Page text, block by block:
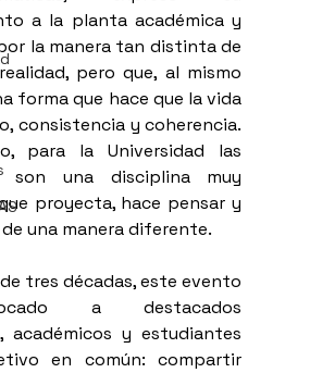
a la planta académica y
la manera tan distinta de
pero que, al mismo
forma que hace que la vida
consistencia y coherencia.
para la Universidad las
son una disciplina muy
proyecta, hace pensar y
una manera diferente.
tres décadas, este evento
a destacados
académicos y estudiantes
en común: compartir